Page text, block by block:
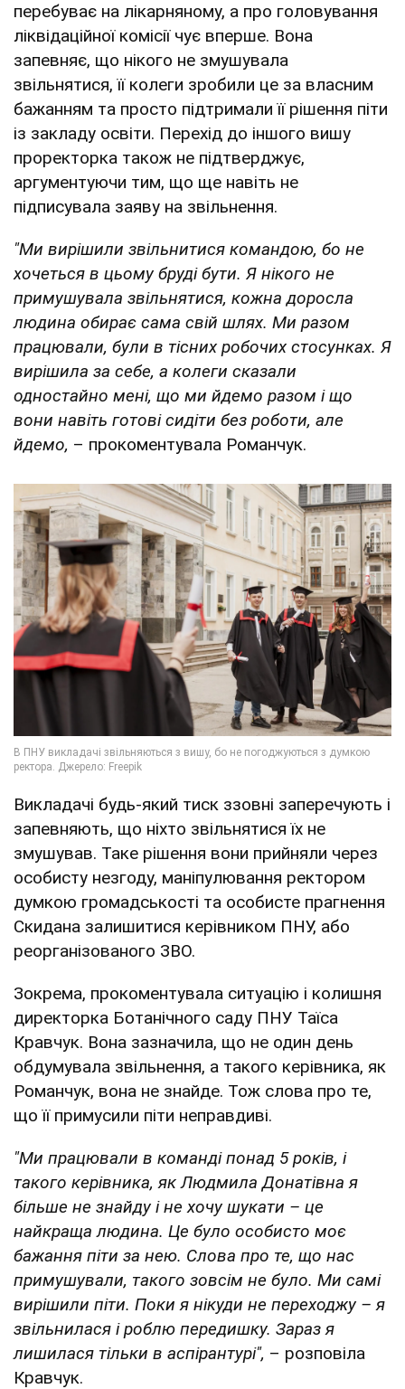
перебуває на лікарняному, а про головування
ліквідаційної комісії чує вперше. Вона
запевняє, що нікого не змушувала
звільнятися, її колеги зробили це за власним
бажанням та просто підтримали її рішення піти
із закладу освіти. Перехід до іншого вишу
проректорка також не підтверджує,
аргументуючи тим, що ще навіть не
підписувала заяву на звільнення.
"Ми вирішили звільнитися командою, бо не
хочеться в цьому бруді бути. Я нікого не
примушувала звільнятися, кожна доросла
людина обирає сама свій шлях. Ми разом
працювали, були в тісних робочих стосунках. Я
вирішила за себе, а колеги сказали
одностайно мені, що ми йдемо разом і що
вони навіть готові сидіти без роботи, але
йдемо, – прокоментувала Романчук.
Викладачі будь-який тиск ззовні заперечують і
запевняють, що ніхто звільнятися їх не
змушував. Таке рішення вони прийняли через
особисту незгоду, маніпулювання ректором
думкою громадськості та особисте прагнення
Скидана залишитися керівником ПНУ, або
реорганізованого ЗВО.
Зокрема, прокоментувала ситуацію і колишня
директорка Ботанічного саду ПНУ Таїса
Кравчук. Вона зазначила, що не один день
обдумувала звільнення, а такого керівника, як
Романчук, вона не знайде. Тож слова про те,
що її примусили піти неправдиві.
"Ми працювали в команді понад 5 років, і
такого керівника, як Людмила Донатівна я
більше не знайду і не хочу шукати – це
найкраща людина. Це було особисто моє
бажання піти за нею. Слова про те, що нас
примушували, такого зовсім не було. Ми самі
вирішили піти. Поки я нікуди не переходжу – я
звільнилася і роблю передишку. Зараз я
лишилася тільки в аспірантурі", – розповіла
Кравчук.